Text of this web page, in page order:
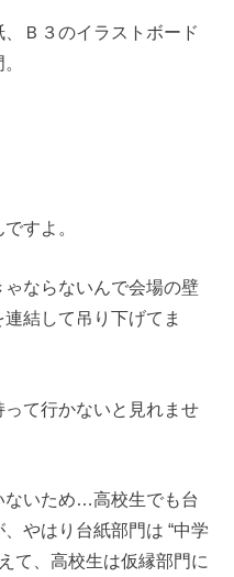
Ｂ３のイラストボード
すよ。
ならないんで会場の壁
結して吊り下げてま
て行かないと見れませ
ないため…高校生でも台
やはり台紙部門は “中学
て、高校生は仮縁部門に